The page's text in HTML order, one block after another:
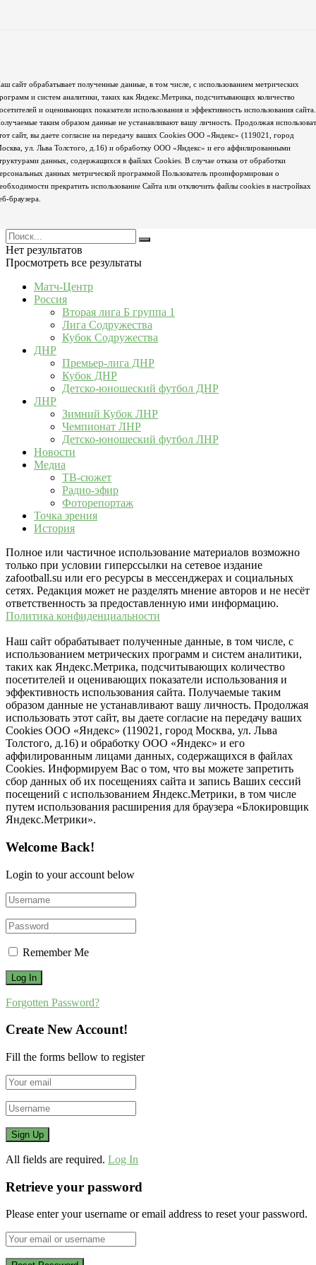
сайт обрабатывает полученные данные, в том числе, с использованием метрических
и систем аналитики, таких как Яндекс.Метрика, подсчитывающих количество
и оценивающих показатели использования и эффективность использования сайта.
таким образом данные не устанавливают вашу личность. Продолжая
сайт, вы даете согласие на передачу ваших Cookies ООО «Яндекс» (119021, город
ул. Льва Толстого, д.16) и обработку ООО «Яндекс» и его аффилированными
данных, содержащихся в файлах Cookies. В случае отказа от обработки
данных метрической программой Пользователь проинформирован о
прекратить использование Сайта или отключить файлы cookies в настройках
браузера.
Нет результатов
Просмотреть все результаты
Матч-Центр
Россия
Вторая лига Б группа 1
Лига Содружества
Кубок Содружества
ДНР
Премьер-лига ДНР
Кубок ДНР
Детско-юношеский футбол ДНР
ЛНР
Зимний Кубок ЛНР
Чемпионат ЛНР
Детско-юношеский футбол ЛНР
Новости
Медиа
ТВ-сюжет
Радио-эфир
Фоторепортаж
Точка зрения
История
Полное или частичное использование материалов возможно
только при условии гиперссылки на сетевое издание
zafootball.su или его ресурсы в мессенджерах и социальных
сетях. Редакция может не разделять мнение авторов и не несёт
ответственность за предоставленную ими информацию.
Политика конфиденциальности
Наш сайт обрабатывает полученные данные, в том числе, с
использованием метрических программ и систем аналитики,
таких как Яндекс.Метрика, подсчитывающих количество
посетителей и оценивающих показатели использования и
эффективность использования сайта. Получаемые таким
образом данные не устанавливают вашу личность. Продолжая
использовать этот сайт, вы даете согласие на передачу ваших
Cookies ООО «Яндекс» (119021, город Москва, ул. Льва
Толстого, д.16) и обработку ООО «Яндекс» и его
аффилированным лицами данных, содержащихся в файлах
Cookies. Информируем Вас о том, что вы можете запретить
сбор данных об их посещениях сайта и запись Ваших сессий
посещений с использованием Яндекс.Метрики, в том числе
путем использования расширения для браузера «Блокировщик
Яндекс.Метрики».
Welcome Back!
Login to your account below
Remember Me
Forgotten Password?
Create New Account!
Fill the forms bellow to register
All fields are required. Log In
Retrieve your password
Please enter your username or email address to reset your password.